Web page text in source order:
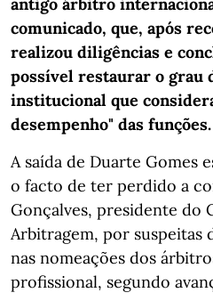
comunicado, que, após
realizou diligências e
possível restaurar o grau
institucional que
desempenho" das funções.
A saída de Duarte Gomes
o facto de ter perdido a
Gonçalves, presidente do
Arbitragem, por suspeitas
nas nomeações dos
profissional, segundo